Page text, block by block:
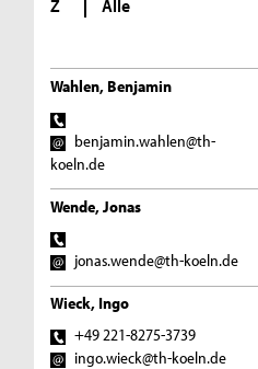
Z
Alle
Wahlen, Benjamin
benjamin.wahlen@th-
koeln.de
Wende, Jonas
jonas.wende@th-koeln.de
Wieck, Ingo
+49 221-8275-3739
ingo.wieck@th-koeln.de